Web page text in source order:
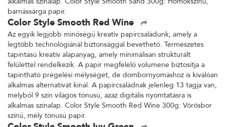
barnássárga papír.
Color Style Smooth Red Wine
Az egyik legjobb minőségű kreatív papírcsaládunk, amely a
legtöbb technológiánál biztonsággal bevethető. Természetes
tapintású kreatív alapanyag, amely minimálisan strukturált
felülettel rendelkezik. A papír megfelelő volumene biztosítja a
tapintható prégelési mélységet, de dombornyomáshoz is kiválóan
alkalmas alternatívát kínál. A papírcsaládnak jelenleg 13 tagja van,
melyből 9 szín világos tónusú, azaz digitális nyomtatásra is
alkalmas színalap. Color Style Smooth Red Wine 300g: Vörösbor
színű, mély tónusú papír.